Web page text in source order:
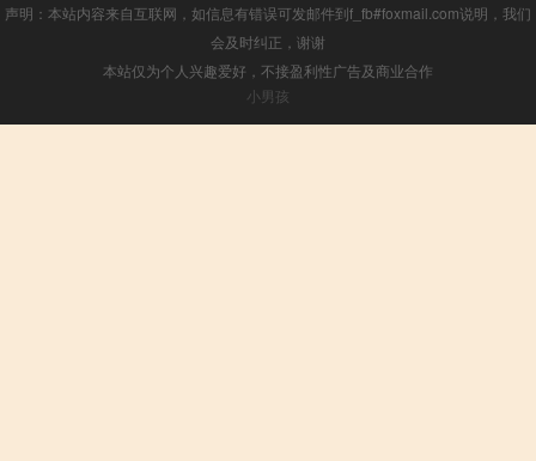
声明：本站内容来自互联网，如信息有错误可发邮件到f_fb#foxmail.com说明，我们
会及时纠正，谢谢
本站仅为个人兴趣爱好，不接盈利性广告及商业合作
小男孩